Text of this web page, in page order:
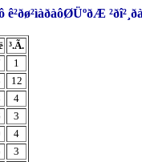
³.Ã.
1
12
4
3
4
3